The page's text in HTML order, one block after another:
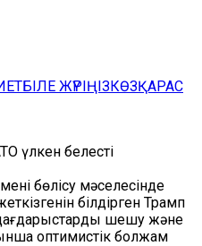
БІЛЕ ЖҮРІҢІЗКӨЗҚАРАС
үлкен белесті
бөлісу мәселесінде
білдірген Трамп
шешу және
оптимистік болжам